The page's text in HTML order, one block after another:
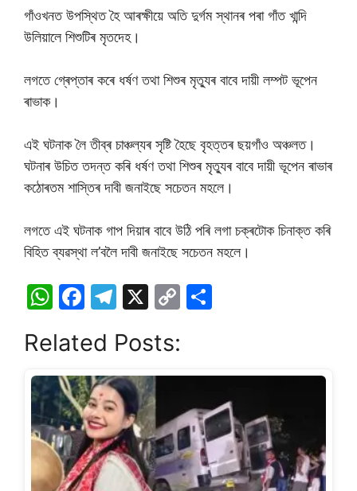
গাঁওখনত উপস্থিত হৈ আৰক্ষীয়ে অতি দুৰ্গম স্থানৰ পৰা গাঁত খান্দি
উলিয়ালে শিশুটিৰ মৃতদেহ।
লগতে গ্ৰেপ্তাৰ কৰে ধৰ্ষণ তথা শিশুৰ মৃত্যুৰ বাবে দায়ী লম্পট ভূপেন
ৰাভাক।
এই ঘটনাক লৈ তীব্ৰ চাঞ্চল্যৰ সৃষ্টি হৈছে বৃহত্তৰ ছয়গাঁও অঞ্চলত।
ঘটনাৰ উচিত তদন্ত কৰি ধৰ্ষণ তথা শিশুৰ মৃত্যুৰ বাবে দায়ী ভূপেন ৰাভাৰ
কঠােৰতম শাস্তিৰ দাবী জনাইছে সচেতন মহলে।
লগতে এই ঘটনাক গাপ দিয়াৰ বাবে উঠি পৰি লগা চক্ৰটােক চিনাক্ত কৰি
বিহিত ব্যৱস্থা ল’বলৈ দাবী জনাইছে সচেতন মহলে।
W
at
s
A
p
p
F
c
e
b
o
o
k
T
e
gr
a
m
X
C
y
n
k
e
Related Posts: